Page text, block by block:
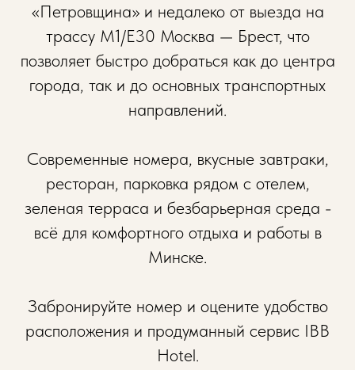
«Петровщина» и недалеко от выезда на
трассу М1/Е30 Москва — Брест, что
позволяет быстро добраться как до центра
города, так и до основных транспортных
направлений.
Современные номера, вкусные завтраки,
ресторан, парковка рядом с отелем,
зеленая терраса и безбарьерная среда -
всё для комфортного отдыха и работы в
Минске.
Забронируйте номер и оцените удобство
расположения и продуманный сервис IBB
Hotel.